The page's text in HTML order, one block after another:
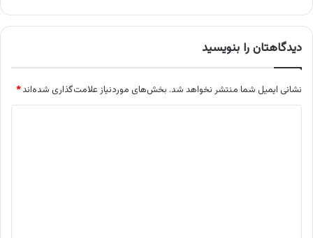
دیدگاهتان را بنویسید
نشانی ایمیل شما منتشر نخواهد شد. بخش‌های موردنیاز علامت‌گذاری شده‌اند*